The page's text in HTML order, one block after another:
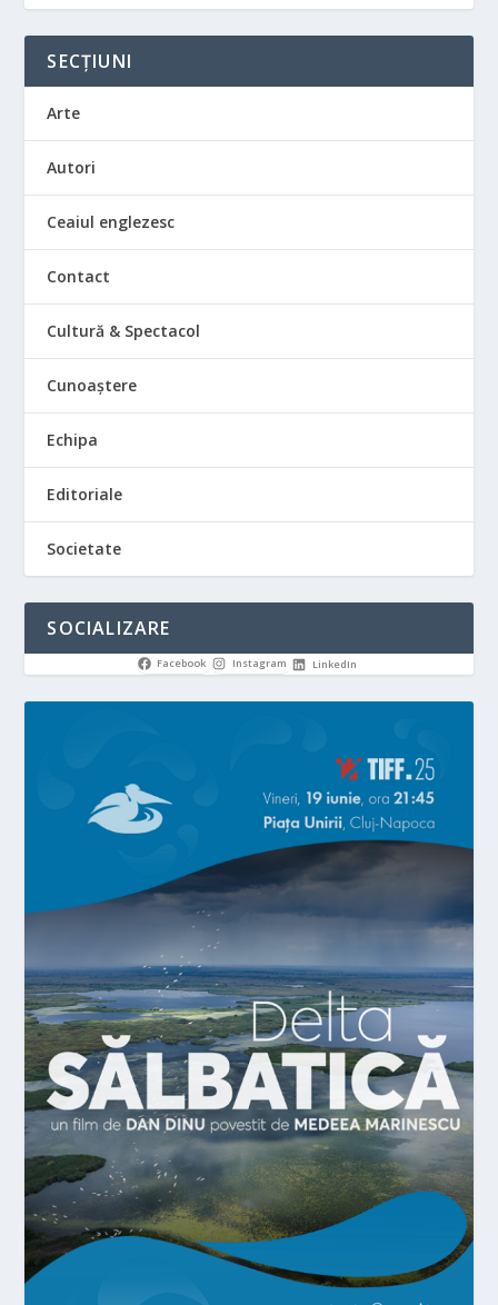
SECȚIUNI
Arte
Autori
Ceaiul englezesc
Contact
Cultură & Spectacol
Cunoaștere
Echipa
Editoriale
Societate
SOCIALIZARE
Facebook Instagram LinkedIn